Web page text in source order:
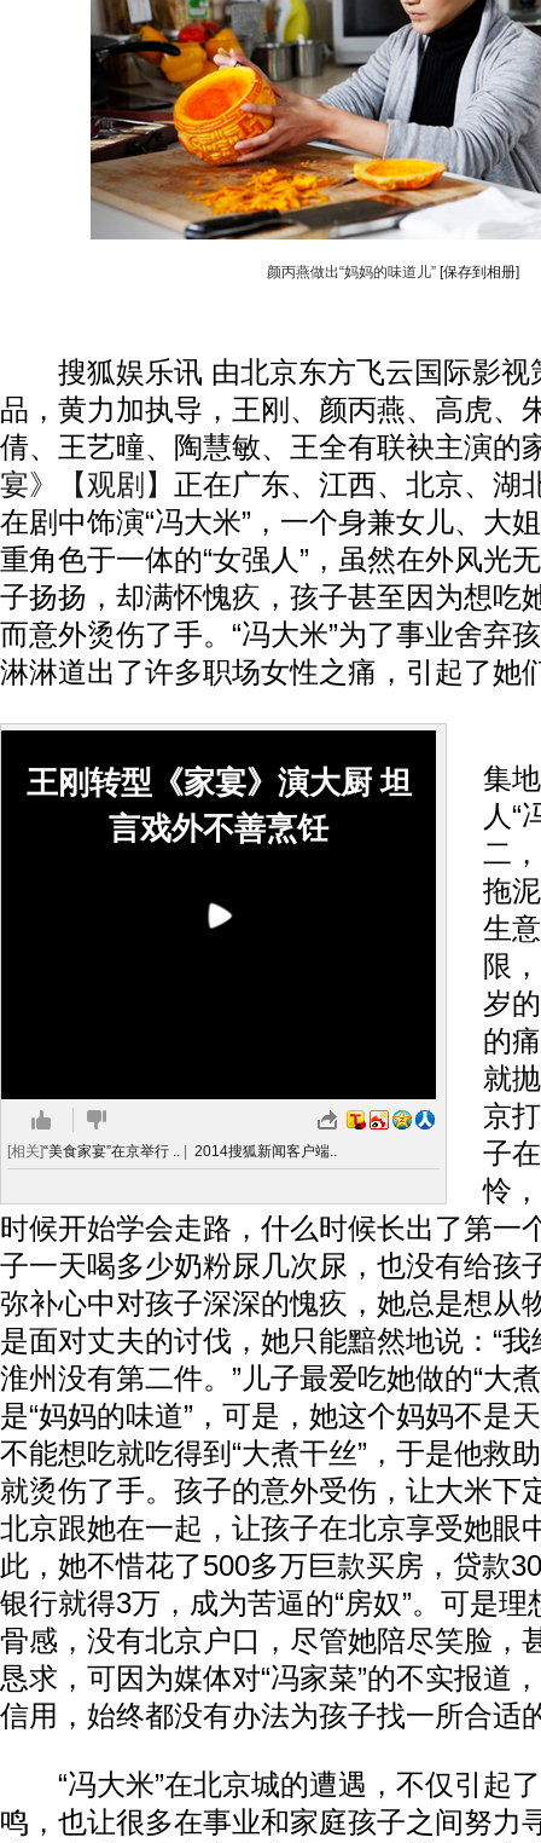
颜丙燕做出“妈妈的味道儿” [保存到相册]
搜狐娱乐讯 由北京东方飞云国际影视
品，黄力加执导，王刚、颜丙燕、高虎、
倩、王艺曈、陶慧敏、王全有联袂主演的
宴》【观剧】 正在广东、江西、北京、湖
在剧中饰演“冯大米”，一个身兼女儿、大
重角色于一体的“女强人”，虽然在外风光
子扬扬，却满怀愧疚，孩子甚至因为想吃
而意外烫伤了手。“冯大米”为了事业舍弃
淋淋道出了许多职场女性之痛，引起了她
王刚转型《家宴》演大厨 坦
言戏外不善烹饪
[相关]“美食家宴”在京举行 .. 2014搜狐新闻客户端..
集
人“
二
拖
生
限
岁
的
就
京
子
怜
时候开始学会走路，什么时候长出了第一
子一天喝多少奶粉尿几次尿，也没有给孩
弥补心中对孩子深深的愧疚，她总是想从
是面对丈夫的讨伐，她只能黯然地说：“
淮州没有第二件。”儿子最爱吃她做的“大
是“妈妈的味道”，可是，她这个妈妈不是
不能想吃就吃得到“大煮干丝”，于是他救
就烫伤了手。孩子的意外受伤，让大米下
北京跟她在一起，让孩子在北京享受她眼
此，她不惜花了500多万巨款买房，贷款
银行就得3万，成为苦逼的“房奴”。可是
骨感，没有北京户口，尽管她陪尽笑脸，
恳求，可因为媒体对“冯家菜”的不实报道
信用，始终都没有办法为孩子找一所合适
“冯大米”在北京城的遭遇，不仅引起了
鸣，也让很多在事业和家庭孩子之间努力